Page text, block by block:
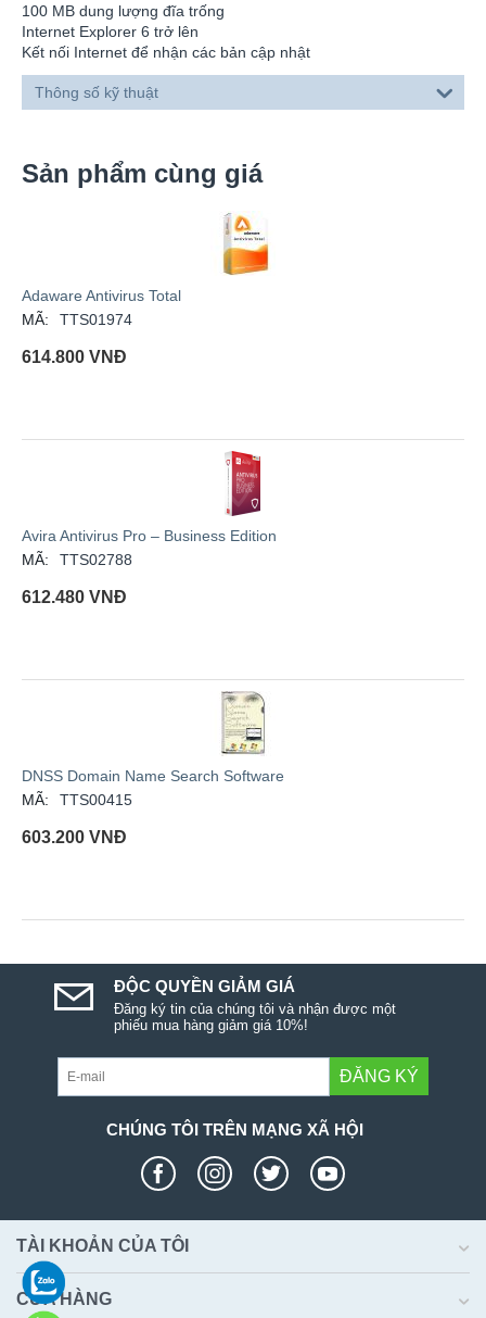
100 MB dung lượng đĩa trống
Internet Explorer 6 trở lên
Kết nối Internet để nhận các bản cập nhật
Thông số kỹ thuật
Sản phẩm cùng giá
Adaware Antivirus Total
MÃ:
TTS01974
614.800 VNĐ
Avira Antivirus Pro – Business Edition
MÃ:
TTS02788
612.480 VNĐ
DNSS Domain Name Search Software
MÃ:
TTS00415
603.200 VNĐ
ĐỘC QUYỀN GIẢM GIÁ
Đăng ký tin của chúng tôi và nhận được một
phiếu mua hàng giảm giá 10%!
ĐĂNG KÝ
CHÚNG TÔI TRÊN MẠNG XÃ HỘI
TÀI KHOẢN CỦA TÔI
CỬA HÀNG